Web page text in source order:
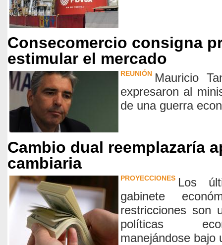
Consecomercio consigna
estimular el mercado
REUNIÓN Mauricio
expresaron al
de una guerra
Cambio dual reemplazaría
cambiaria
PROYECCIONES Los
gabinete
restricciones son
políticas
manejándose bajo